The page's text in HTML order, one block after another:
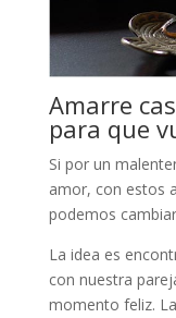
Amarre
para que
Si por un
amor, con estos
podemos
La idea es
con nuestra
momento feliz.